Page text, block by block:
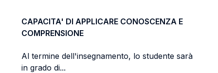
CAPACITA' DI APPLICARE CONOSCENZA E
COMPRENSIONE
Al termine dell'insegnamento, lo studente sarà
in grado di...